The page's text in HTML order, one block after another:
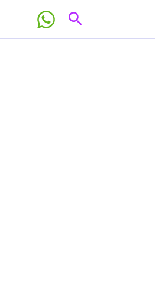
Pesquisar